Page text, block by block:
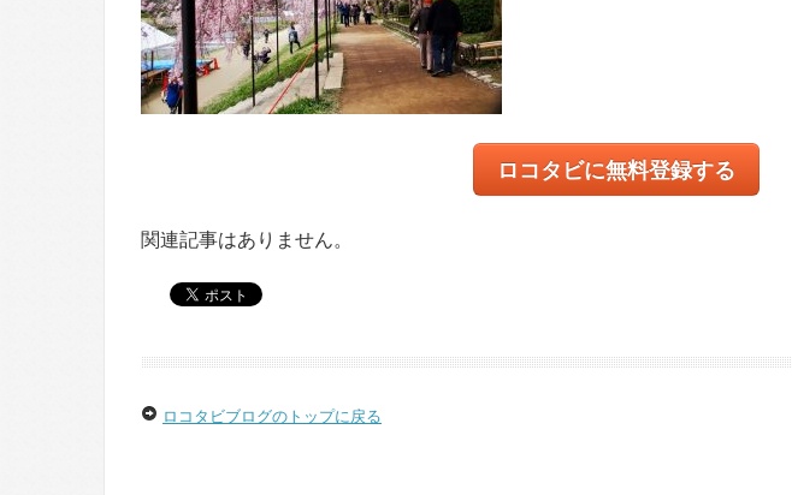
ロコタビに無料登録する
関連記事はありません。
ロコタビブログのトップに戻る